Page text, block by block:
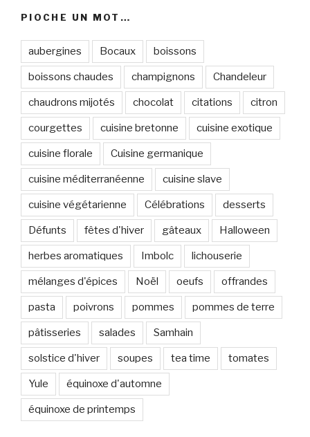
PIOCHE UN MOT…
aubergines Bocaux boissons
boissons chaudes champignons Chandeleur
chaudrons mijotés chocolat citations citron
courgettes cuisine bretonne cuisine exotique
cuisine florale Cuisine germanique
cuisine méditerranéenne cuisine slave
cuisine végétarienne Célébrations desserts
Défunts fêtes d'hiver gâteaux Halloween
herbes aromatiques Imbolc lichouserie
mélanges d'épices Noël oeufs offrandes
pasta poivrons pommes pommes de terre
pâtisseries salades Samhain
solstice d'hiver soupes tea time tomates
Yule équinoxe d'automne
équinoxe de printemps